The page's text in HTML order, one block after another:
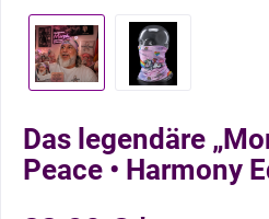
Das legendäre
Peace • Harmony